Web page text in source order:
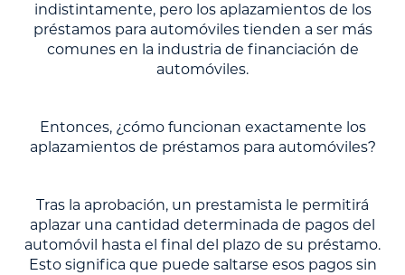
indistintamente, pero los aplazamientos de los
préstamos para automóviles tienden a ser más
comunes en la industria de financiación de
automóviles.
Entonces, ¿cómo funcionan exactamente los
aplazamientos de préstamos para automóviles?
Tras la aprobación, un prestamista le permitirá
aplazar una cantidad determinada de pagos del
automóvil hasta el final del plazo de su préstamo.
Esto significa que puede saltarse esos pagos sin